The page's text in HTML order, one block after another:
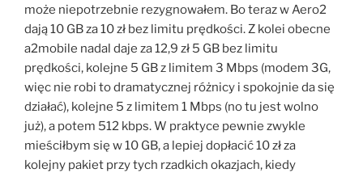
może niepotrzebnie rezygnowałem. Bo teraz w Aero2
dają 10 GB za 10 zł bez limitu prędkości. Z kolei obecne
a2mobile nadal daje za 12,9 zł 5 GB bez limitu
prędkości, kolejne 5 GB z limitem 3 Mbps (modem 3G,
więc nie robi to dramatycznej różnicy i spokojnie da się
działać), kolejne 5 z limitem 1 Mbps (no tu jest wolno
już), a potem 512 kbps. W praktyce pewnie zwykle
mieściłbym się w 10 GB, a lepiej dopłacić 10 zł za
kolejny pakiet przy tych rzadkich okazjach, kiedy